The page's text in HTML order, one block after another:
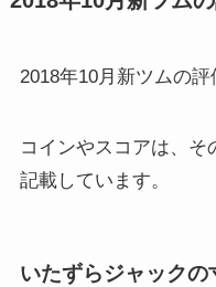
2018年10月新ツムの評
コインやスコアは、そ
記載しています。
いたずらジャックの